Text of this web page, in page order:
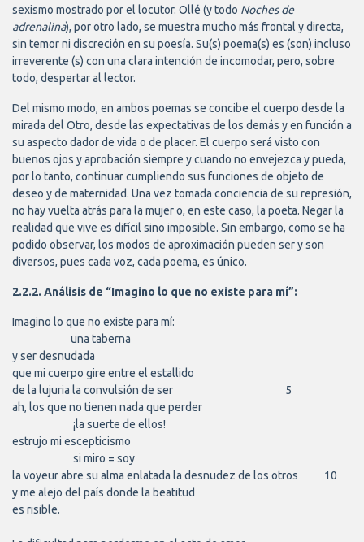
sexismo mostrado por el locutor. Ollé (y todo Noches de
adrenalina), por otro lado, se muestra mucho más frontal y directa,
sin temor ni discreción en su poesía. Su(s) poema(s) es (son) incluso
irreverente (s) con una clara intención de incomodar, pero, sobre
todo, despertar al lector.
Del mismo modo, en ambos poemas se concibe el cuerpo desde la
mirada del Otro, desde las expectativas de los demás y en función a
su aspecto dador de vida o de placer. El cuerpo será visto con
buenos ojos y aprobación siempre y cuando no envejezca y pueda,
por lo tanto, continuar cumpliendo sus funciones de objeto de
deseo y de maternidad. Una vez tomada conciencia de su represión,
no hay vuelta atrás para la mujer o, en este caso, la poeta. Negar la
realidad que vive es difícil sino imposible. Sin embargo, como se ha
podido observar, los modos de aproximación pueden ser y son
diversos, pues cada voz, cada poema, es único.
2.2.2. Análisis de “Imagino lo que no existe para mí”:
Imagino lo que no existe para mí:
                        una taberna
y ser desnudada
que mi cuerpo gire entre el estallido
de la lujuria la convulsión de ser						5
ah, los que no tienen nada que perder
                         ¡la suerte de ellos!
estrujo mi escepticismo
                         si miro = soy
la voyeur abre su alma enlatada la desnudez de los otros		10
y me alejo del país donde la beatitud
es risible.